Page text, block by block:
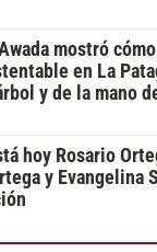
mostró
en La
y de la mano
hoy Rosario
y Evangelina